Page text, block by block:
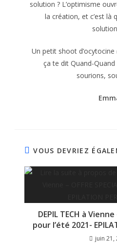
solution ? L’optimisme
la création, et c’est là
Un petit shoot
ça te dit Quand-Quand
sourions,
VOUS DEVRIEZ
DEPIL TECH à Vienne
pour l’été 2021-
juin 21,